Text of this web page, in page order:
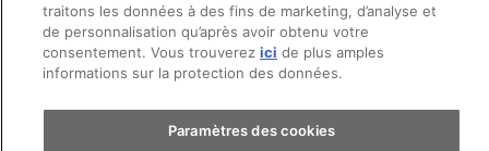
Directive cookies Mentions légales CFST
traitons les données à des fins de marketing, d’analyse et
de personnalisation qu’après avoir obtenu votre
consentement. Vous trouverezici de plus amples
informations sur la protection des données.
Paramètres des cookies